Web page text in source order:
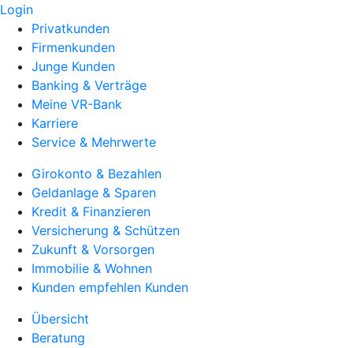
Login
Privatkunden
Firmenkunden
Junge Kunden
Banking & Verträge
Meine VR-Bank
Karriere
Service & Mehrwerte
Girokonto & Bezahlen
Geldanlage & Sparen
Kredit & Finanzieren
Versicherung & Schützen
Zukunft & Vorsorgen
Immobilie & Wohnen
Kunden empfehlen Kunden
Übersicht
Beratung